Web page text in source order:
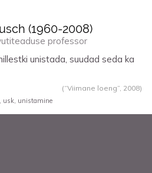
(1960-2008)
professor
unistada, suudad seda ka
(“Viimane loeng”, 2008)
usk unistamine